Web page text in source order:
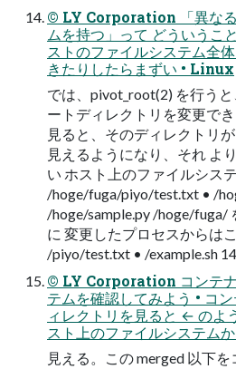
© LY Corporation 「異なる
ムを持つ」って どういうこ
ストのファイルシステム全
きたりしたらまずい • Linux
では、pivot_root(2) を⾏う
ートディレクトリを変更で
⾒ると、そのディレクトリ
⾒えるようになり、それ よ
い ホスト上のファイルシス
/hoge/fuga/piyo/test.txt • /
/hoge/sample.py /hoge/fuga/
に 変更したプロセスからは
/piyo/test.txt • /example.sh 14
© LY Corporation コンテナ
テムを確認してみよう • コ
ィレクトリを⾒ると ← のよ
スト上のファイルシステム
⾒える。この merged 以下